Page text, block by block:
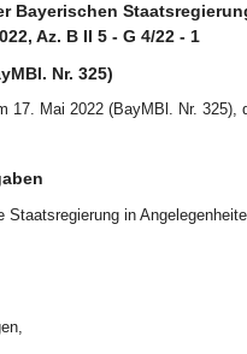
Bayerischen
Az. B II 5 - G 4/22 - 1
Nr. 325)
Mai 2022 (BayMBl. Nr.
Staatsregierung in